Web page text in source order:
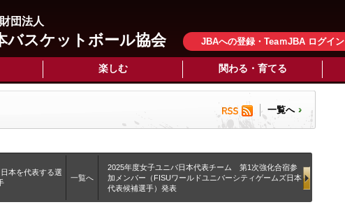
団法人
バスケットボール協会 JBAへの登録・TeaｍJBA ログイン
楽しむ 関わる・育てる
一覧へ
本を代表する選
一覧へ
2025年度女子ユニバ日本代表チーム 第1次強化合宿参
加メンバー（FISUワールドユニバーシティゲームズ日本
代表候補選手）発表